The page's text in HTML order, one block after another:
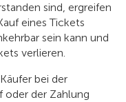
sind, ergreifen
eines Tickets
sein kann und
verlieren.
bei der
oder der Zahlung